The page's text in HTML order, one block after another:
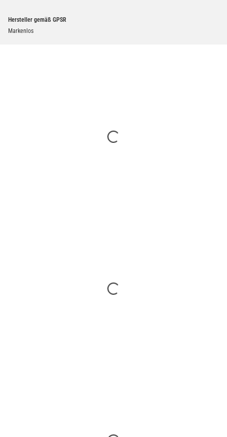
Hersteller gemäß GPSR
Markenlos